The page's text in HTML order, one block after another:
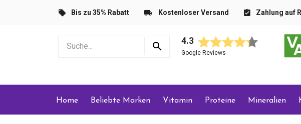
Bis zu 35% Rabatt Kostenloser Versand Zahlung auf
4.3
Google Reviews
Home Beliebte Marken Vitamin Proteine Mineralien